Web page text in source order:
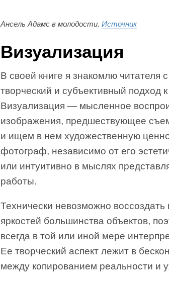
Ансель Адамс в молодости. Источник
Визуализация
В своей книге я знакомлю читателя
творческий и субъективный подход
Визуализация — мысленное
изображения, предшествующее
и ищем в нем художественную
фотограф, независимо от его
или интуитивно в мыслях
работы.
Технически невозможно воссоздать
яркостей большинства объектов,
всегда в той или иной мере
Ее творческий аспект лежит в
между копированием реальности и